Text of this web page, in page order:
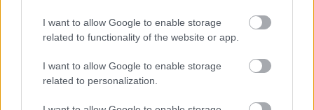
I want to allow Google to enable storage
related to functionality of the website or app.
I want to allow Google to enable storage
related to personalization.
«Είπα“Ξέρεις κάτι; Είσαι 40, f*ck it, απλά
πήρα τον χρόνο μου. Βρήκα την ευτυχία και είναι
τόσο ωραία. Θέλω να την κρατήσω για πάντα».